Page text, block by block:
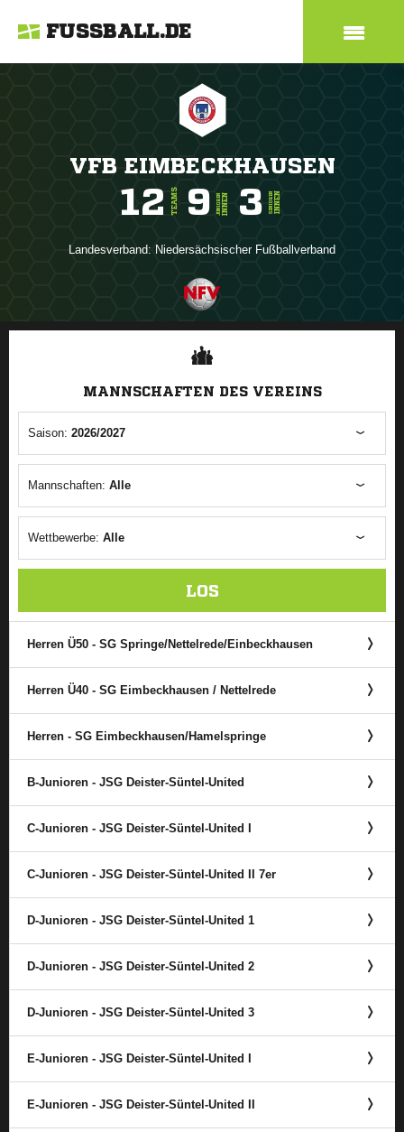
FUSSBALL.DE
VFB EIMBECKHAUSEN
12 TEAMS 9 JUNIORENINNEN 3 SENIORENINNEN
Landesverband: Niedersächsischer Fußballverband
ANZEIGE
MANNSCHAFTEN DES VEREINS
Saison: 2026/2027
Mannschaften: Alle
Wettbewerbe: Alle
LOS
Herren Ü50 - SG Springe/​Nettelrede/​Einbeckhausen
Herren Ü40 - SG Eimbeckhausen /​ Nettelrede
Herren - SG Eimbeckhausen/​Hamelspringe
B-Junioren - JSG Deister-Süntel-United
C-Junioren - JSG Deister-Süntel-United I
C-Junioren - JSG Deister-Süntel-United II 7er
D-Junioren - JSG Deister-Süntel-United 1
D-Junioren - JSG Deister-Süntel-United 2
D-Junioren - JSG Deister-Süntel-United 3
E-Junioren - JSG Deister-Süntel-United I
E-Junioren - JSG Deister-Süntel-United II